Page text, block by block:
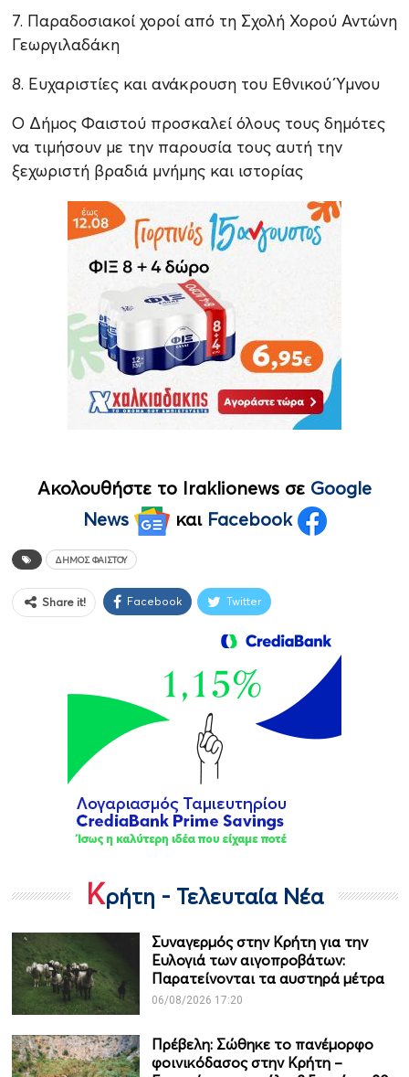
7. Παραδοσιακοί χοροί από τη Σχολή Χορού Αντώνη
Γεωργιλαδάκη
8. Ευχαριστίες και ανάκρουση του Εθνικού Ύμνου
Ο Δήμος Φαιστού προσκαλεί όλους τους δημότες
να τιμήσουν με την παρουσία τους αυτή την
ξεχωριστή βραδιά μνήμης και ιστορίας
Ακολουθήστε το Iraklionews σε Google
News
και Facebook
ΔΉΜΟΣ ΦΑΙΣΤΟΎ
Share it! Facebook Twitter
Κρήτη - Τελευταία Νέα
Συναγερμός στην Κρήτη για την
Ευλογιά των αιγοπροβάτων:
Παρατείνονται τα αυστηρά μέτρα
06/08/2026 17:20
Πρέβελη: Σώθηκε το πανέμορφο
φοινικόδασος στην Κρήτη –